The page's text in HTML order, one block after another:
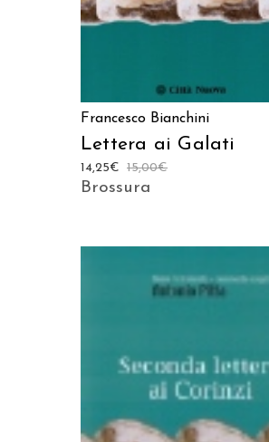
Francesco Bianchini
Lettera ai Galati
15,00€
14,25€
Brossura
AGGIUNGI AL CARRELLO